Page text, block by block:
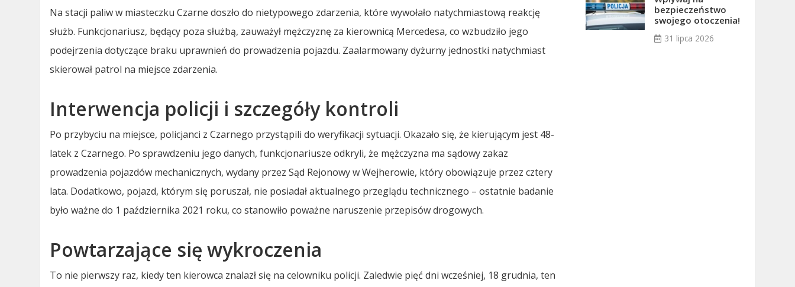
Na stacji paliw w miasteczku Czarne doszło do nietypowego zdarzenia, które wywołało natychmiastową reakcję
służb. Funkcjonariusz, będący poza służbą, zauważył mężczyznę za kierownicą Mercedesa, co wzbudziło jego
podejrzenia dotyczące braku uprawnień do prowadzenia pojazdu. Zaalarmowany dyżurny jednostki natychmiast
skierował patrol na miejsce zdarzenia.
Interwencja policji i szczegóły kontroli
Po przybyciu na miejsce, policjanci z Czarnego przystąpili do weryfikacji sytuacji. Okazało się, że kierującym jest 48-
latek z Czarnego. Po sprawdzeniu jego danych, funkcjonariusze odkryli, że mężczyzna ma sądowy zakaz
prowadzenia pojazdów mechanicznych, wydany przez Sąd Rejonowy w Wejherowie, który obowiązuje przez cztery
lata. Dodatkowo, pojazd, którym się poruszał, nie posiadał aktualnego przeglądu technicznego – ostatnie badanie
było ważne do 1 października 2021 roku, co stanowiło poważne naruszenie przepisów drogowych.
Powtarzające się wykroczenia
To nie pierwszy raz, kiedy ten kierowca znalazł się na celowniku policji. Zaledwie pięć dni wcześniej, 18 grudnia, ten
bezpieczeństwo
swojego otoczenia!
31 lipca 2026